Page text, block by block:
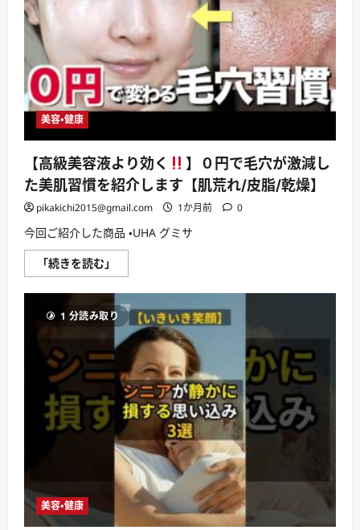
が
20
個
厳
選
|
切
れ
前
に
見
に
い
さ
に
む
変
え
な
い
と
生
き
づ
る！
に
つ
い
て
さ
ら
に
読
美容・健康
【高級美容液より効く
】０円で毛穴が激減し
た美肌習慣を紹介します【肌荒れ/皮脂/乾燥】
pikakichi2015@gmail.com 1か月前 0
今回ご紹介した商品 ・UHA グミサ
「続きを読む」
級
容
液
よ
り
効
く
】
０
円
で
毛
穴
が
激
減
し
た
美
習
1 分読み取り
美容・健康